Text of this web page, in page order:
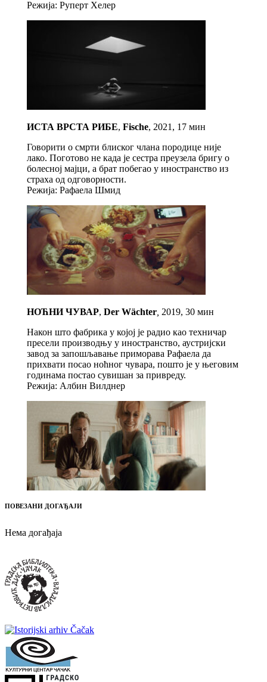
Режија: Руперт Хелер
ИСТА ВРСТА РИБЕ, Fische, 2021, 17 мин
Говорити о смрти блиског члана породице није
лако. Поготово не када је сестра преузела бригу о
болесној мајци, а брат побегао у иностранство из
страха од одговорности.
Режија: Рафаела Шмид
НОЋНИ ЧУВАР, Der Wächter, 2019, 30 мин
Након што фабрика у којој је радио као техничар
пресели производњу у иностранство, аустријски
завод за запошљавање приморава Рафаела да
прихвати посао ноћног чувара, пошто је у његовим
годинама постао сувишан за привреду.
Режија: Албин Вилднер
ПОВЕЗАНИ ДОГАЂАЈИ
Нема догађаја